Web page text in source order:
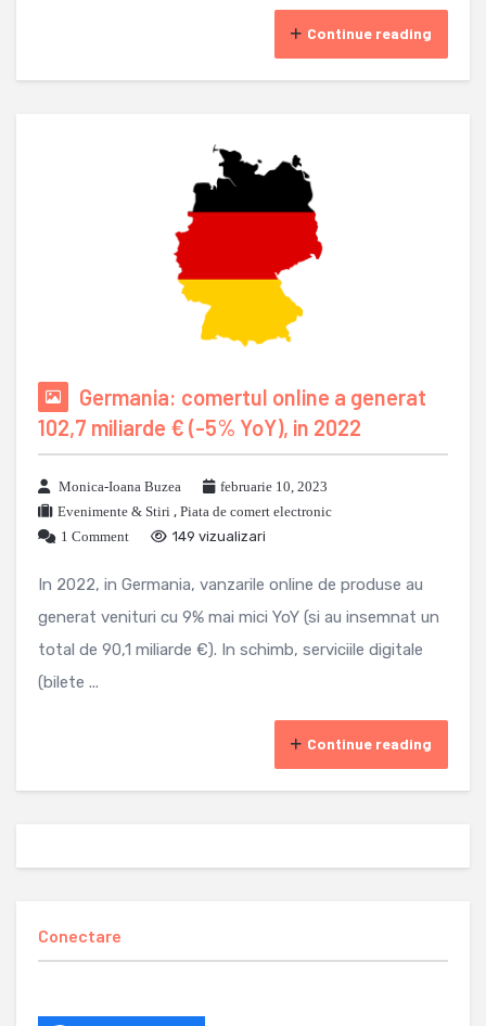
Continue reading
Germania: comertul online a generat
102,7 miliarde € (-5% YoY), in 2022
Monica-Ioana Buzea
februarie 10, 2023
Evenimente & Stiri , Piata de comert electronic
1 Comment
149 vizualizari
In 2022, in Germania, vanzarile online de produse au
generat venituri cu 9% mai mici YoY (si au insemnat un
total de 90,1 miliarde €). In schimb, serviciile digitale
(bilete ...
Continue reading
Conectare